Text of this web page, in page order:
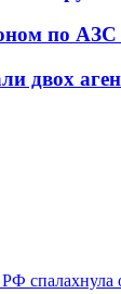
по АЗС
двох